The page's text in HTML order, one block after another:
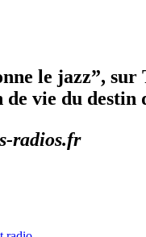
le jazz”, sur
vie du destin
radios.fr